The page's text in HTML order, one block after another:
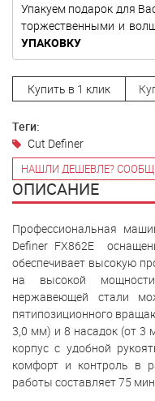
Упакуем подарок для
торжественными и
УПАКОВКУ
Купить в 1 клик
Теги:
Cut Definer
НАШЛИ ДЕШЕВЛЕ?
ОПИСАНИЕ
Профессиональная
Definer FX862E
обеспечивает высокую
на высокой
нержавеющей стали
пятипозиционного
3,0 мм) и 8 насадок (от 3
корпус с удобной
комфорт и контроль в
работы составляет 75